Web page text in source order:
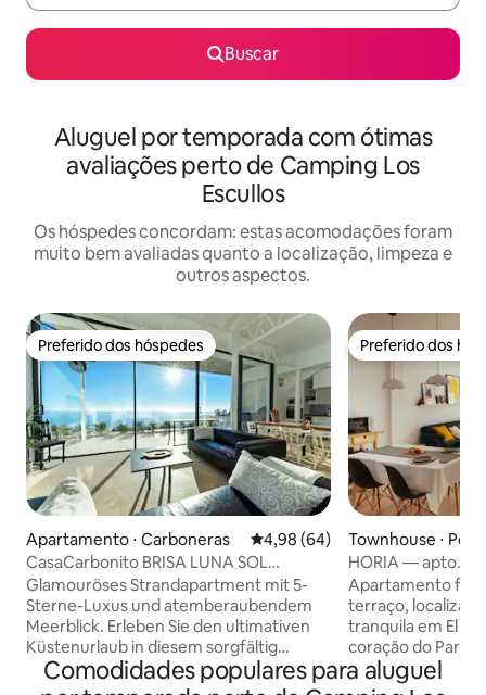
Buscar
Aluguel por temporada com ótimas
avaliações perto de Camping Los
Escullos
Os hóspedes concordam: estas acomodações foram
muito bem avaliadas quanto a localização, limpeza e
outros aspectos.
Preferido dos hóspedes
Preferido dos hóspedes
Apartamento ⋅ Carboneras 4,98 de uma avaliação média
4,98 (64)
CasaCarbonito BRISA LUNA SOL
Apartamento Carboner...
Glamouröses Strandapartment mit 5-
Sterne-Luxus und atemberaubendem
Meerblick. Erleben Sie den ultimativen
Küstenurlaub in diesem sorgfältig
gestalteten Apartment, wo sich
erstklassiger Luxus mit der idyllischen
Preferido dos
Preferido dos
Townhouse ⋅
iles
HORIA — apto.
Cabo de Gata
Apartamento
terraço,
tranquila em El
coração do
Gata-Níjar. A
José e das praias
Comodidades populares para aluguel